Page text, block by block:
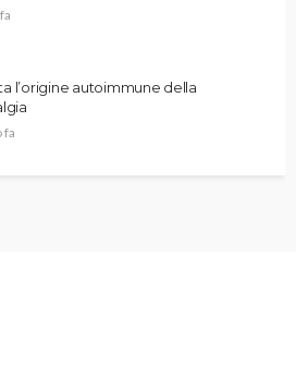
l’origine autoimmune della
fa